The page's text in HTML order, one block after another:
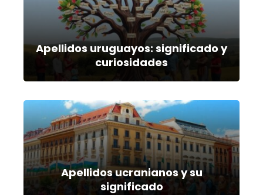
Apellidos uruguayos: significado y
curiosidades
Apellidos ucranianos y su
significado